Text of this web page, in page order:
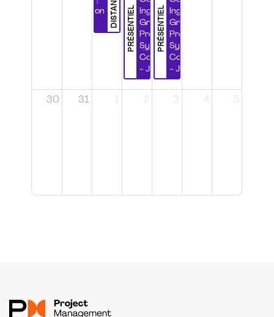
Certification
PRÉSENTIEL
Ingénierie
Grands
Projets et
Systèmes
Complexes
- Jour 1
PRÉSENTIEL
Ingénierie
Grands
Projets et
Systèmes
Complexes
- Jour 2
30 31 1 2 3 4 5